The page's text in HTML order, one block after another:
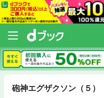
砲神エグザクソン（５）